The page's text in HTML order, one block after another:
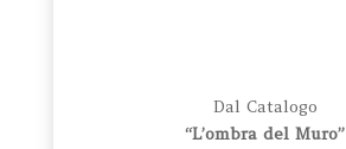
Dal Catalogo
“L’ombra del Muro”